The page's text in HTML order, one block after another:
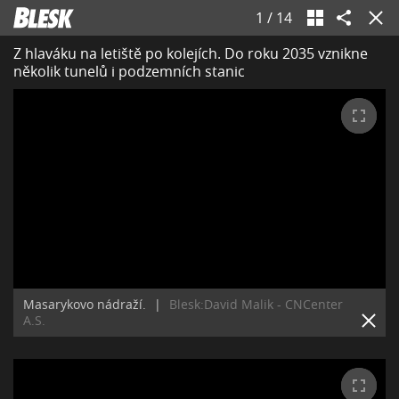
1 / 14
Z hlaváku na letiště po kolejích. Do roku 2035 vznikne
několik tunelů i podzemních stanic
Masarykovo nádraží. |
Blesk:David Malik - CNCenter
A.S.